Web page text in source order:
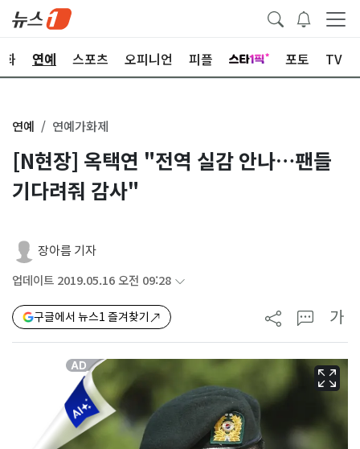
화 연예 스포츠 오피니언 피플 포토 TV
연예 연예가화제
[N현장] 옥택연 "전역 실감 안나…팬들
기다려줘 감사"
장아름 기자
업데이트 2019.05.16 오전 09:28
구글에서 뉴스1 즐겨찾기 가